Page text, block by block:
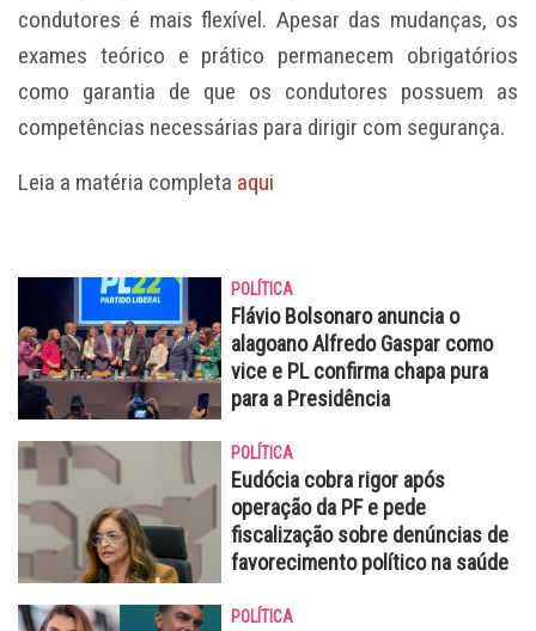
condutores é mais flexível. Apesar das mudanças, os
exames teórico e prático permanecem obrigatórios
como garantia de que os condutores possuem as
competências necessárias para dirigir com segurança.
Leia a matéria completa aqui
POLÍTICA
Flávio Bolsonaro anuncia o
alagoano Alfredo Gaspar como
vice e PL confirma chapa pura
para a Presidência
POLÍTICA
Eudócia cobra rigor após
operação da PF e pede
fiscalização sobre denúncias de
favorecimento político na saúde
POLÍTICA